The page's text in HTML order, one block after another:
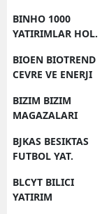
BINHO 1000
YATIRIMLAR HOL.
BIOEN BIOTREND
CEVRE VE ENERJI
BIZIM BIZIM
MAGAZALARI
BJKAS BESIKTAS
FUTBOL YAT.
BLCYT BILICI
YATIRIM